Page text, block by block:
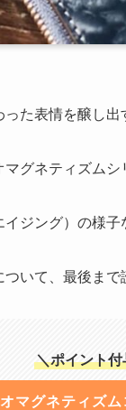
った表情を醸し
グネティズムシ
ジング）の様子
いて、最後まで
＼ポイント
マグネティズ